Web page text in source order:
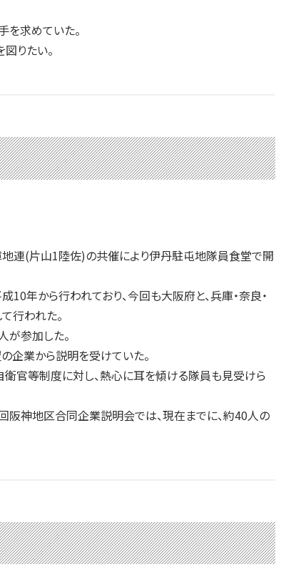
を求めていた。
りたい。
連(片山1陸佐)の共催により伊丹駐屯地隊員食堂で開
年から行われており、今回も大阪府と、兵庫・奈良・
行われた。
が参加した。
企業から説明を受けていた。
官等制度に対し、熱心に耳を傾ける隊員も見受けら
阪神地区合同企業説明会では、現在までに、約40人の